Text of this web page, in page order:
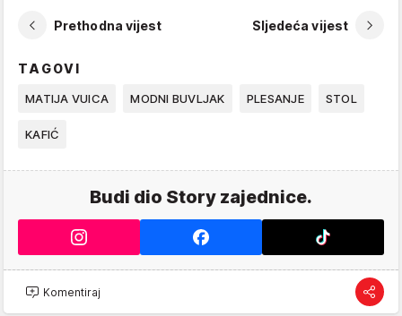
Prethodna vijest Sljedeća vijest
TAGOVI
MATIJA VUICA MODNI BUVLJAK PLESANJE STOL
KAFIĆ
Budi dio Story zajednice.
Komentiraj